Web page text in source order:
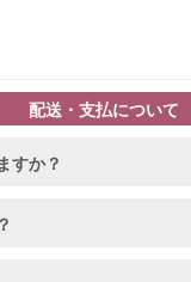
配送・支払について
すか？